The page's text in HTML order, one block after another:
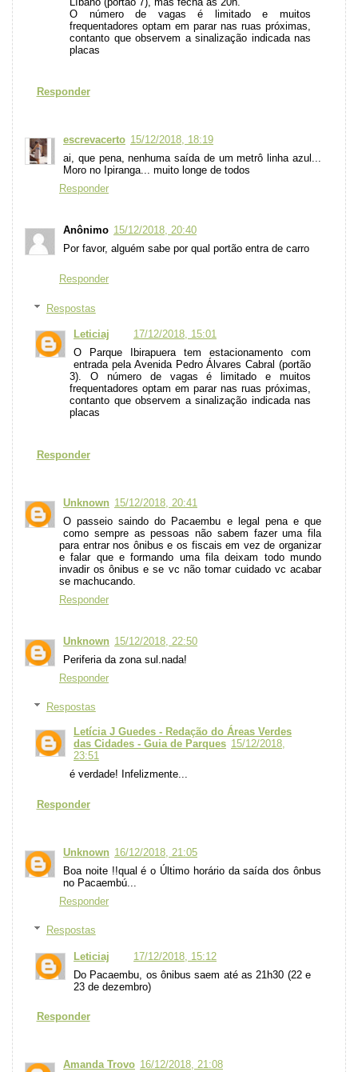
O número de vagas é limitado e muitos
frequentadores optam em parar nas ruas próximas,
contanto que observem a sinalização indicada nas
placas
Responder
escrevacerto 15/12/2018, 18:19
ai, que pena, nenhuma saída de um metrô linha azul...
Moro no Ipiranga... muito longe de todos
Responder
Anônimo 15/12/2018, 20:40
Por favor, alguém sabe por qual portão entra de carro
Responder
Respostas
Leticiaj
17/12/2018, 15:01
O Parque Ibirapuera tem estacionamento com
entrada pela Avenida Pedro Álvares Cabral (portão
3). O número de vagas é limitado e muitos
frequentadores optam em parar nas ruas próximas,
contanto que observem a sinalização indicada nas
placas
Responder
Unknown 15/12/2018, 20:41
O passeio saindo do Pacaembu e legal pena e que
como sempre as pessoas não sabem fazer uma fila
para entrar nos ônibus e os fiscais em vez de organizar
e falar que e formando uma fila deixam todo mundo
invadir os ônibus e se vc não tomar cuidado vc acabar
se machucando.
Responder
Unknown 15/12/2018, 22:50
Periferia da zona sul.nada!
Responder
Respostas
Letícia J Guedes - Redação do Áreas Verdes
das Cidades - Guia de Parques 15/12/2018,
23:51
é verdade! Infelizmente...
Responder
Unknown 16/12/2018, 21:05
Boa noite !!qual é o Último horário da saída dos ônbus
no Pacaembú...
Responder
Respostas
Leticiaj
17/12/2018, 15:12
Do Pacaembu, os ônibus saem até as 21h30 (22 e
23 de dezembro)
Responder
Amanda Trovo 16/12/2018, 21:08